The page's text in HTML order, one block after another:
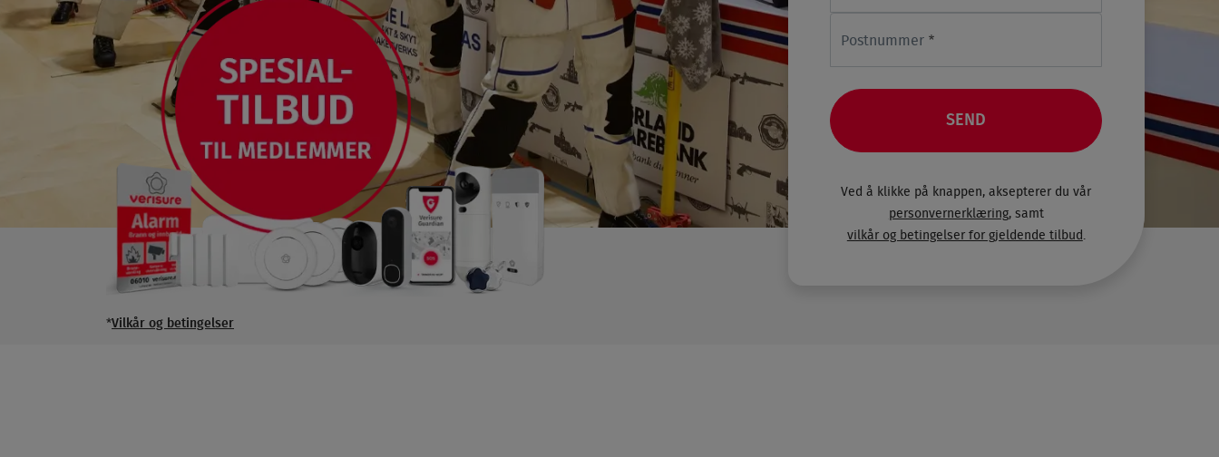
Postnummer
Ved å klikke på knappen, aksepterer du vår
personvernerklæring, samt
vilkår og betingelser for gjeldende tilbud .
*Vilkår og betingelser